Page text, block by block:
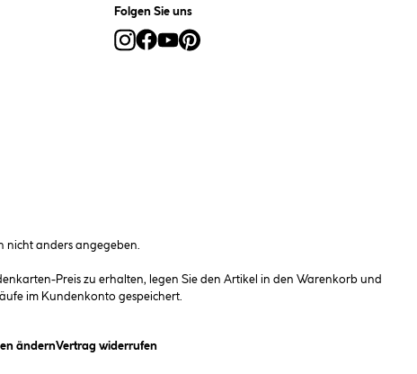
Folgen Sie uns
anders angegeben.
Preis zu erhalten, legen Sie den Artikel in den Warenkorb und
im Kundenkonto gespeichert.
ändern(öffnet ein Dialogfeld)
Vertrag widerrufen